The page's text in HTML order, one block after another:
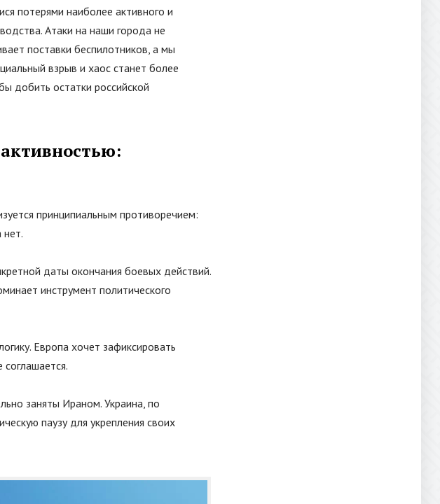
потерями наиболее активного и
Атаки на наши города не
поставки беспилотников, а мы
взрыв и хаос станет более
добить остатки российской
принципиальным противоречием:
нет.
даты окончания боевых действий.
инструмент политического
Европа хочет зафиксировать
заняты Ираном. Украина, по
паузу для укрепления своих